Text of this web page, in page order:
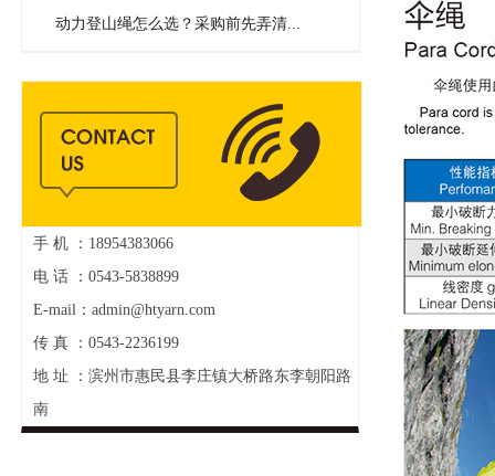
动力登山绳怎么选？采购前先弄清...
手 机 ：18954383066
电 话 ：0543-5838899
E-mail：admin@htyarn.com
传 真 ：0543-2236199
地 址 ：滨州市惠民县李庄镇大桥路东李朝阳路
南